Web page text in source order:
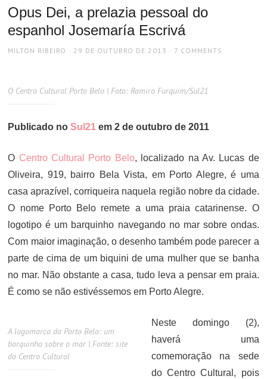
Opus Dei, a prelazia pessoal do
espanhol Josemaría Escrivá
AUTHOR
MILTON RIBEIRO
POSTED
29 DE OUTUBRO DE 2013 7 COMMENTS
O Centro Cultural Porto Belo | Foto: Ramiro Furquim/Sul21
Publicado noSul21 em 2 de outubro de 2011
O Centro Cultural Porto Belo, localizado na Av. Lucas de
Oliveira, 919, bairro Bela Vista, em Porto Alegre, é uma
casa aprazível, corriqueira naquela região nobre da cidade.
O nome Porto Belo remete a uma praia catarinense. O
logotipo é um barquinho navegando no mar sobre ondas.
Com maior imaginação, o desenho também pode parecer a
parte de cima de um biquini de uma mulher que se banha
no mar. Não obstante a casa, tudo leva a pensar em praia.
É como se não estivéssemos em Porto Alegre.
A logomarca da Porto Belo: um
barquinho sobre o mar | Fonte: site
do Centro Cultural
Neste domingo (2),
haverá uma
comemoração na sede
do Centro Cultural, pois